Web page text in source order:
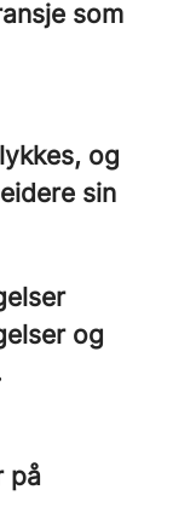
som
og
sin
og
på